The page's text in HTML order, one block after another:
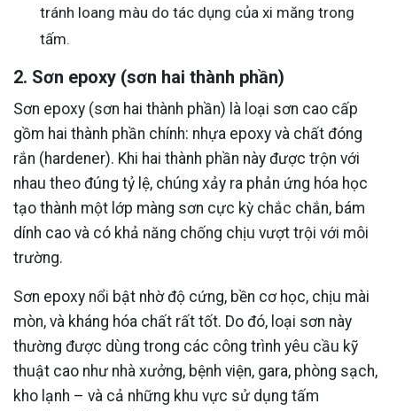
tránh loang màu do tác dụng của xi măng trong
tấm.
2. Sơn epoxy (sơn hai thành phần)
Sơn epoxy (sơn hai thành phần) là loại sơn cao cấp
gồm hai thành phần chính: nhựa epoxy và chất đóng
rắn (hardener). Khi hai thành phần này được trộn với
nhau theo đúng tỷ lệ, chúng xảy ra phản ứng hóa học
tạo thành một lớp màng sơn cực kỳ chắc chắn, bám
dính cao và có khả năng chống chịu vượt trội với môi
trường.
Sơn epoxy nổi bật nhờ độ cứng, bền cơ học, chịu mài
mòn, và kháng hóa chất rất tốt. Do đó, loại sơn này
thường được dùng trong các công trình yêu cầu kỹ
thuật cao như nhà xưởng, bệnh viện, gara, phòng sạch,
kho lạnh – và cả những khu vực sử dụng tấm